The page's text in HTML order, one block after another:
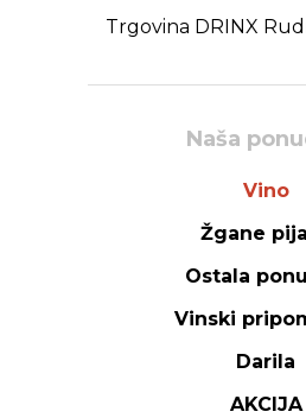
Trgovina DRINX
Naša
Vino
Žgane
Ostala
Vinski
Darila
AKCIJA